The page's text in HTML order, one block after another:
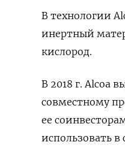
В технологии
инертный
кислород.
В 2018 г.Alcoa
совместному
ее
использовать